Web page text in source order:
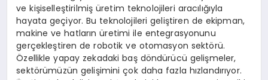
ve kişiselleştirilmiş üretim teknolojileri aracılığıyla
hayata geçiyor. Bu teknolojileri geliştiren de ekipman,
makine ve hatların üretimi ile entegrasyonunu
gerçekleştiren de robotik ve otomasyon sektörü.
Özellikle yapay zekadaki baş döndürücü gelişmeler,
sektörümüzün gelişimini çok daha fazla hızlandırıyor.